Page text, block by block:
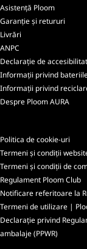
Asistență Ploom
Garanție și retururi
Livrări
ANPC
Declarație de
Informații privind
Informații privind
Despre Ploom AURA
Politica de cookie-uri
Termeni și condiții
Termeni și condiții de
Regulament Ploom Club
Notificare referitoare la
Termeni de utilizare |
Declarație privind
ambalaje (PPWR)